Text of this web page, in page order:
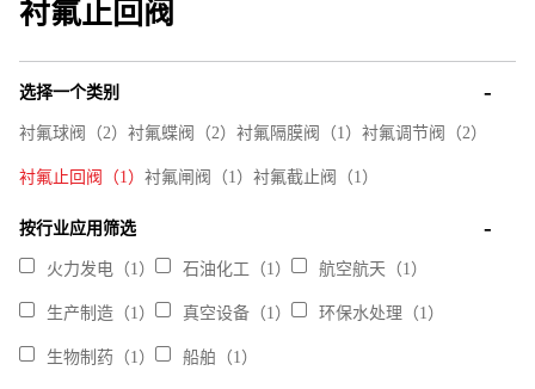
衬氟止回阀
选择一个类别
衬氟球阀（2） 衬氟蝶阀（2） 衬氟隔膜阀（1） 衬氟调节阀（2）
衬氟止回阀（1） 衬氟闸阀（1） 衬氟截止阀（1）
按行业应用筛选
火力发电（1） 石油化工（1） 航空航天（1）
生产制造（1） 真空设备（1） 环保水处理（1）
生物制药（1） 船舶（1）